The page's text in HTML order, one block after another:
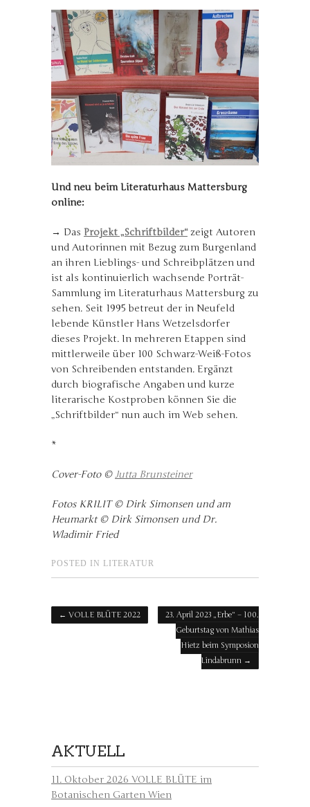
Und neu beim Literaturhaus Mattersburg
online:
→ Das Projekt „Schriftbilder“zeigt Autoren
und Autorinnen mit Bezug zum Burgenland
an ihren Lieblings- und Schreibplätzen und
ist als kontinuierlich wachsende Porträt-
Sammlung im Literaturhaus Mattersburg zu
sehen. Seit 1995 betreut der in Neufeld
lebende Künstler Hans Wetzelsdorfer
dieses Projekt. In mehreren Etappen sind
mittlerweile über 100 Schwarz-Weiß-Fotos
von Schreibenden entstanden. Ergänzt
durch biografische Angaben und kurze
literarische Kostproben können Sie die
„Schriftbilder“ nun auch im Web sehen.
*
Cover-Foto ©Jutta Brunsteiner
Fotos KRILIT © Dirk Simonsen und am
Heumarkt © Dirk Simonsen und Dr.
Wladimir Fried
POSTED IN LITERATUR
Post navigation
← VOLLE BLÜTE 2022
23. April 2023 „Erbe“ – 100.
Geburtstag von Mathias
Hietz beim Symposion
Lindabrunn →
AKTUELL
11. Oktober 2026 VOLLE BLÜTE im
Botanischen Garten Wien